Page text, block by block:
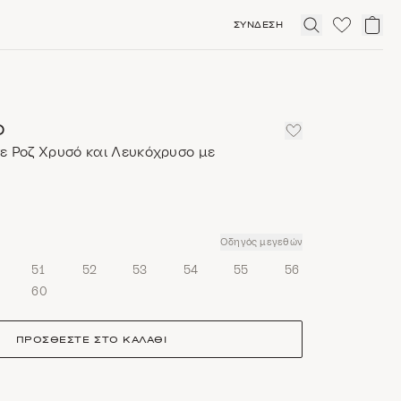
ΣΎΝΔΕΣΗ
Click
Ροζ Χρυσό και Λευκόχρυσο με
Οδηγός μεγεθών
51 52 53 54 55
56
60
ΠΡΟΣΘΈΣΤΕ ΣΤΟ ΚΑΛΆΘΙ